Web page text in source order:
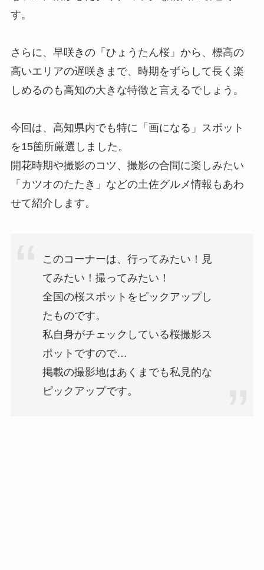
す。
さらに、早咲きの「ひょうたん桜」から、標高の
高いエリアの遅咲きまで、時期をずらして長く楽
しめるのも高知の大きな特徴と言えるでしょう。
今回は、高知県内でも特に「画になる」スポット
を15箇所厳選しました。
開花時期や撮影のコツ、撮影の合間に楽しみたい
「カツオのたたき」などの土佐グルメ情報もあわ
せて紹介します。
このコーナーは、行ってみたい！見
てみたい！撮ってみたい！
全国の桜スポットをピックアップし
たものです。
私自身がチェックしている桜撮影ス
ポットですので…
掲載の撮影地はあくまでも私見的な
ピックアップです。